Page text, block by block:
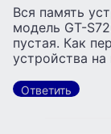
Вся память
модель GT-
пустая. Как
устройства на
Ответить